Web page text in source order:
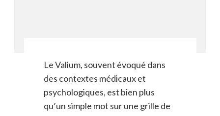
Le Valium, souvent évoqué dans
des contextes médicaux et
psychologiques, est bien plus
qu’un simple mot sur une grille de